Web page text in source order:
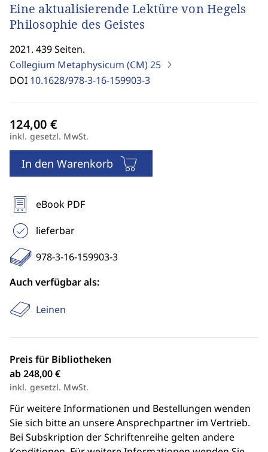
Eine aktualisierende Lektüre von Hegels
Philosophie des Geistes
2021. 439 Seiten.
Collegium Metaphysicum (CM)25
DOI 10.1628/978-3-16-159903-3
inkl. gesetzl. MwSt.
In den Warenkorb
eBook PDF
lieferbar
978-3-16-159903-3
Auch verfügbar als:
Leinen
Preis für Bibliotheken
ab 248,00 €
inkl. gesetzl. MwSt.
Für weitere Informationen und Bestellungen wenden
Sie sich bitte an unsere Ansprechpartner im Vertrieb.
Bei Subskription der Schriftenreihe gelten andere